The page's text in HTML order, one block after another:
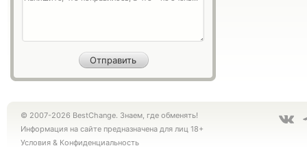
© 2007-2026 BestChange. Знаем, где обменять!
Информация на сайте предназначена для лиц 18+
Условия & Конфиденциальность